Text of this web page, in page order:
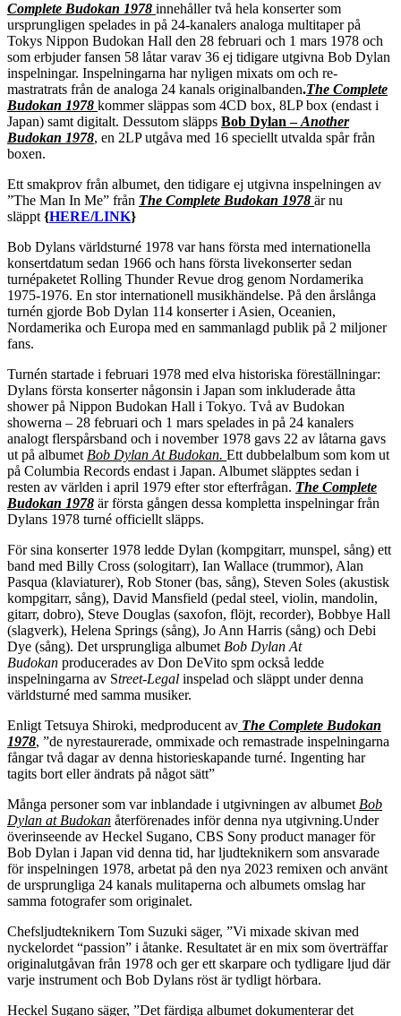
Complete Budokan 1978 innehåller två hela konserter som
ursprungligen spelades in på 24-kanalers analoga multitaper på
Tokys Nippon Budokan Hall den 28 februari och 1 mars 1978 och
som erbjuder fansen 58 låtar varav 36 ej tidigare utgivna Bob Dylan
inspelningar. Inspelningarna har nyligen mixats om och re-
mastratrats från de analoga 24 kanals originalbanden.The Complete
Budokan 1978 kommer släppas som 4CD box, 8LP box (endast i
Japan) samt digitalt. Dessutom släpps Bob Dylan –Another
Budokan 1978, en 2LP utgåva med 16 speciellt utvalda spår från
boxen.
Ett smakprov från albumet, den tidigare ej utgivna inspelningen av
”The Man In Me” från The Complete Budokan 1978 är nu
släppt {HERE/LINK}
Bob Dylans världsturné 1978 var hans första med internationella
konsertdatum sedan 1966 och hans första livekonserter sedan
turnépaketet Rolling Thunder Revue drog genom Nordamerika
1975-1976. En stor internationell musikhändelse. På den årslånga
turnén gjorde Bob Dylan 114 konserter i Asien, Oceanien,
Nordamerika och Europa med en sammanlagd publik på 2 miljoner
fans.
Turnén startade i februari 1978 med elva historiska föreställningar:
Dylans första konserter någonsin i Japan som inkluderade åtta
shower på Nippon Budokan Hall i Tokyo. Två av Budokan
showerna – 28 februari och 1 mars spelades in på 24 kanalers
analogt flerspårsband och i november 1978 gavs 22 av låtarna gavs
ut på albumet Bob Dylan At Budokan. Ett dubbelalbum som kom ut
på Columbia Records endast i Japan. Albumet släpptes sedan i
resten av världen i april 1979 efter stor efterfrågan. The Complete
Budokan 1978 är första gången dessa kompletta inspelningar från
Dylans 1978 turné officiellt släpps.
För sina konserter 1978 ledde Dylan (kompgitarr, munspel, sång) ett
band med Billy Cross (sologitarr), Ian Wallace (trummor), Alan
Pasqua (klaviaturer), Rob Stoner (bas, sång), Steven Soles (akustisk
kompgitarr, sång), David Mansfield (pedal steel, violin, mandolin,
gitarr, dobro), Steve Douglas (saxofon, flöjt, recorder), Bobbye Hall
(slagverk), Helena Springs (sång), Jo Ann Harris (sång) och Debi
Dye (sång). Det ursprungliga albumet Bob Dylan At
Budokan producerades av Don DeVito spm också ledde
inspelningarna av Street-Legal inspelad och släppt under denna
världsturné med samma musiker.
Enligt Tetsuya Shiroki, medproducent av The Complete Budokan
1978, ”de nyrestaurerade, ommixade och remastrade inspelningarna
fångar två dagar av denna historieskapande turné. Ingenting har
tagits bort eller ändrats på något sätt”
Många personer som var inblandade i utgivningen av albumet Bob
Dylan at Budokan återförenades inför denna nya utgivning.Under
överinseende av Heckel Sugano, CBS Sony product manager för
Bob Dylan i Japan vid denna tid, har ljudteknikern som ansvarade
för inspelningen 1978, arbetat på den nya 2023 remixen och använt
de ursprungliga 24 kanals mulitaperna och albumets omslag har
samma fotografer som originalet.
Chefsljudteknikern Tom Suzuki säger, ”Vi mixade skivan med
nyckelordet “passion” i åtanke. Resultatet är en mix som överträffar
originalutgåvan från 1978 och ger ett skarpare och tydligare ljud där
varje instrument och Bob Dylans röst är tydligt hörbara.
Heckel Sugano säger, ”Det färdiga albumet dokumenterar det